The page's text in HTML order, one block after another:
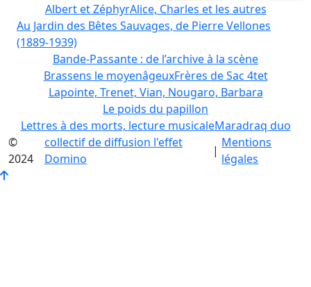
Albert et ZéphyrAlice, Charles et les autres
Au Jardin des Bêtes Sauvages, de Pierre Vellones
(1889-1939)
Bande-Passante : de l’archive à la scène
Brassens le moyenâgeuxFrères de Sac 4tet
Lapointe, Trenet, Vian, Nougaro, Barbara
Le poids du papillon
Lettres à des morts, lecture musicaleMaradraq duo
©
2024
collectif de diffusion l'effet
Domino
|
Mentions
légales